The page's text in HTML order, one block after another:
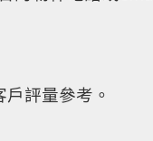
評量參考。